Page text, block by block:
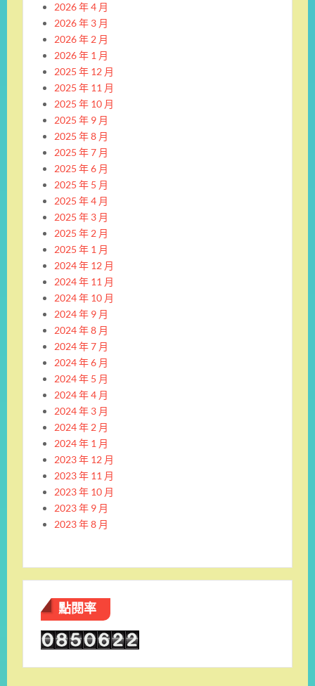
2026 年 4 月
2026 年 3 月
2026 年 2 月
2026 年 1 月
2025 年 12 月
2025 年 11 月
2025 年 10 月
2025 年 9 月
2025 年 8 月
2025 年 7 月
2025 年 6 月
2025 年 5 月
2025 年 4 月
2025 年 3 月
2025 年 2 月
2025 年 1 月
2024 年 12 月
2024 年 11 月
2024 年 10 月
2024 年 9 月
2024 年 8 月
2024 年 7 月
2024 年 6 月
2024 年 5 月
2024 年 4 月
2024 年 3 月
2024 年 2 月
2024 年 1 月
2023 年 12 月
2023 年 11 月
2023 年 10 月
2023 年 9 月
2023 年 8 月
點閱率